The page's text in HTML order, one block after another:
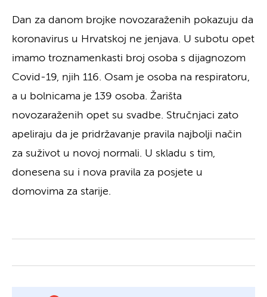
Dan za danom brojke novozaraženih pokazuju da
koronavirus u Hrvatskoj ne jenjava. U subotu opet
imamo troznamenkasti broj osoba s dijagnozom
Covid-19, njih 116. Osam je osoba na respiratoru,
a u bolnicama je 139 osoba. Žarišta
novozaraženih opet su svadbe. Stručnjaci zato
apeliraju da je pridržavanje pravila najbolji način
za suživot u novoj normali. U skladu s tim,
donesena su i nova pravila za posjete u
domovima za starije.